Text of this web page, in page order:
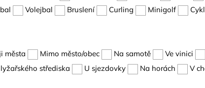
Volejbal Bruslení Curling Minigolf
města Mimo město/obec Na samotě Ve vinici
střediska U sjezdovky Na horách V